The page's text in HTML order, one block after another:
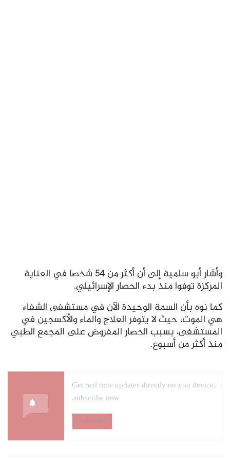
وأشار أبو سلمية إلى أن أكثر من 54 شخصا في العناية
المركزة توفوا منذ بدء الحصار الإسرائيلي.
كما نوه بأن السمة الوحيدة الآن في مستشفى الشفاء
هي الموت، حيث لا يتوفر العلاج والماء والأكسجين في
المستشفى، بسبب الحصار المفروض على المجمع الطبي
منذ أكثر من أسبوع.
Get real time updates directly on you device,
subscribe now.
Subscribe